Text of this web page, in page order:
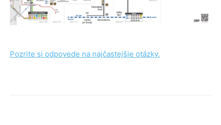
Pozrite si odpovede na najčastejšie otázky.